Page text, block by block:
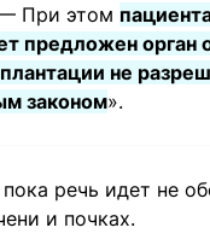
При этом
предложен орган
не
законом».
речь идет не
и почках.